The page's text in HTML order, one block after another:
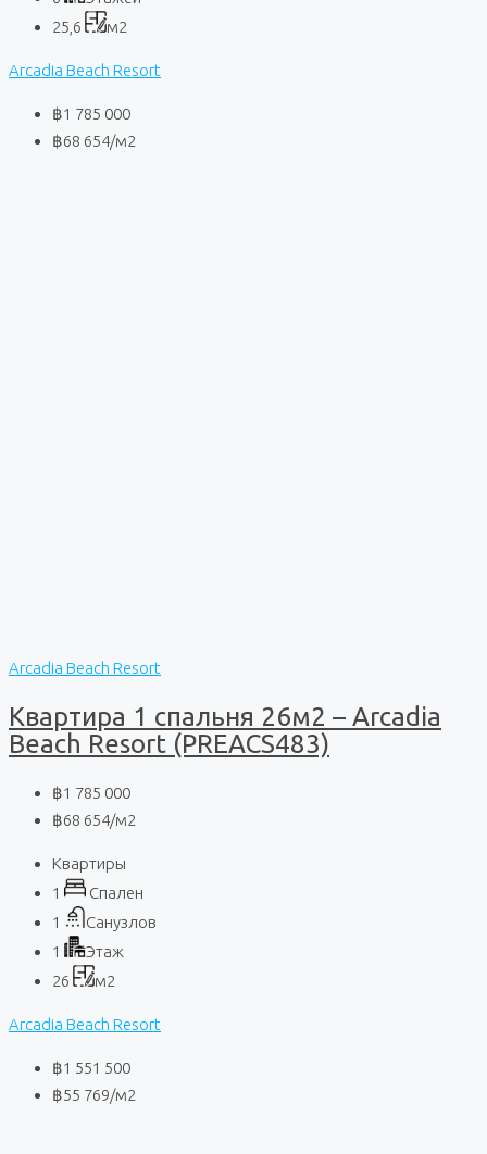
25,6
м2
Arcadia Beach Resort
฿1 785 000
฿68 654/м2
Arcadia Beach Resort
Квартира 1 спальня 26м2 – Arcadia
Beach Resort (PREACS483)
฿1 785 000
฿68 654/м2
Квартиры
1
Спален
1
Санузлов
1
Этаж
26
м2
Arcadia Beach Resort
฿1 551 500
฿55 769/м2